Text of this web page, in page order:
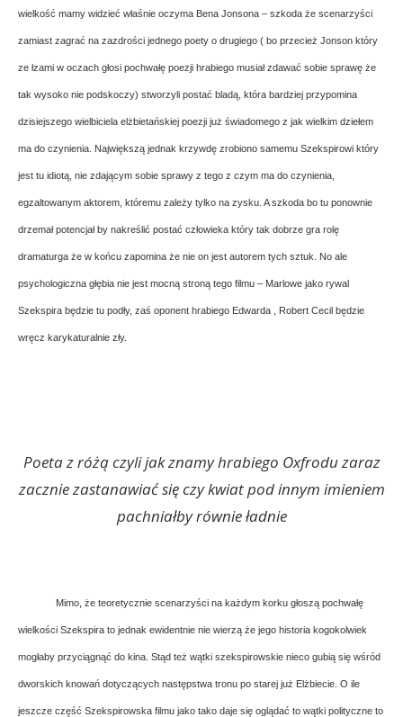
wielkość mamy widzieć właśnie oczyma Bena Jonsona – szkoda że scenarzyści
zamiast zagrać na zazdrości jednego poety o drugiego ( bo przecież Jonson który
ze łzami w oczach głosi pochwałę poezji hrabiego musiał zdawać sobie sprawę że
tak wysoko nie podskoczy) stworzyli postać bladą, która bardziej przypomina
dzisiejszego wielbiciela elżbietańskiej poezji już świadomego z jak wielkim dziełem
ma do czynienia. Największą jednak krzywdę zrobiono samemu Szekspirowi który
jest tu idiotą, nie zdającym sobie sprawy z tego z czym ma do czynienia,
egzaltowanym aktorem, któremu zależy tylko na zysku. A szkoda bo tu ponownie
drzemał potencjał by nakreślić postać człowieka który tak dobrze gra rolę
dramaturga że w końcu zapomina że nie on jest autorem tych sztuk. No ale
psychologiczna głębia nie jest mocną stroną tego filmu – Marlowe jako rywal
Szekspira będzie tu podły, zaś oponent hrabiego Edwarda , Robert Cecil będzie
wręcz karykaturalnie zły.
Poeta z różą czyli jak znamy hrabiego Oxfrodu zaraz
zacznie zastanawiać się czy kwiat pod innym imieniem
pachniałby równie ładnie
Mimo, że teoretycznie scenarzyści na każdym korku głoszą pochwałę
wielkości Szekspira to jednak ewidentnie nie wierzą że jego historia kogokolwiek
mogłaby przyciągnąć do kina. Stąd też wątki szekspirowskie nieco gubią się wśród
dworskich knowań dotyczących następstwa tronu po starej już Elżbiecie. O ile
jeszcze część Szekspirowska filmu jako tako daje się oglądać to wątki polityczne to